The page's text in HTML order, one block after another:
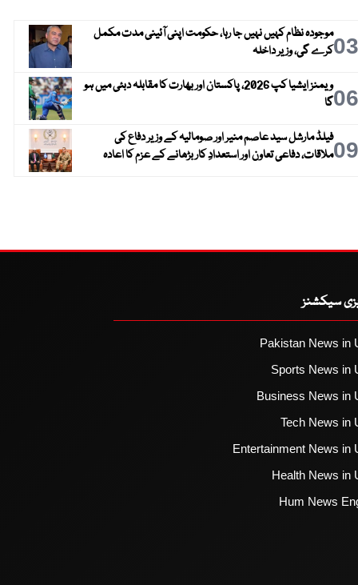
03موجودہ نظام کہیں نہیں جا رہا، حکومت اپنی آئینی مدت مکمل
کرے گی، وزیر داخلہ
06
ویمنز ایشیا کپ 2026، پاکستان اور بھارت کا مقابلہ دبئی میں ہو
گا
09فیلڈ مارشل سید عاصم منیر اور صومالیہ کے وزیر دفاع کی
ملاقات، دفاعی تعاون اور استعدادِ کار بڑھانے کے عزم کا اعادہ
سیکشنز
Pakistan News in
Sports News in
Business News in
Tech News in
Entertainment News in
Health News in
Hum News